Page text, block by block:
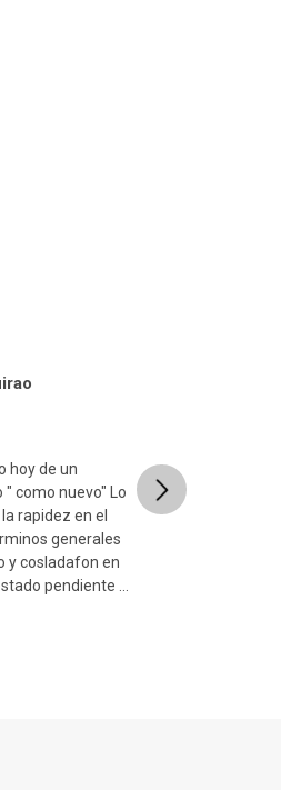
hoy de un
como nuevo" Lo
rapidez en el
generales
y cosladafon en
pendiente de
Muy contento
está en un
fue muy
Next